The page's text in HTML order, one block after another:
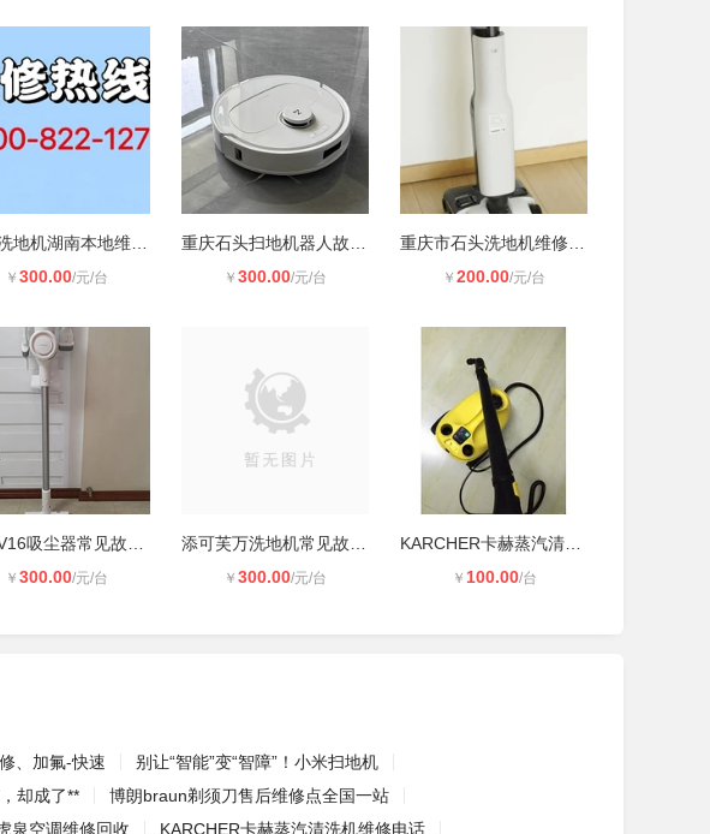
￥ 300.00/元/台 ￥ 300.00/元/台 ￥ 200.00/元/台
￥ 300.00/元/台 ￥ 300.00/元/台 ￥ 100.00/台
、加氟-快速
别让“智能”变“智障”！小米扫地机
却成了**
博朗braun剃须刀售后维修点全国一站
泉空调维修回收
KARCHER卡赫蒸汽清洗机维修电话